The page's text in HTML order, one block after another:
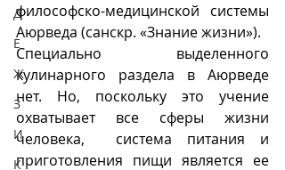
Д
Е
Ж
З
И
К
философско-медицинской системы
Аюрведа (санскр. «Знание жизни»).
Специально выделенного
кулинарного раздела в Аюрведе
нет. Но, поскольку это учение
охватывает все сферы жизни
человека,  система питания и
приготовления пищи является ее